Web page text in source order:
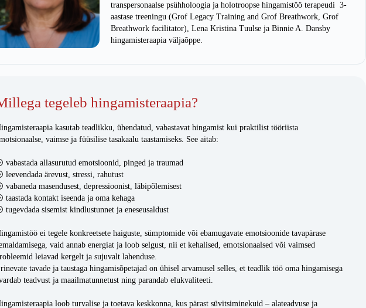
transpersonaalse psühholoogia ja holotroopse hingamistöö terapeudi 3-
aastase treeningu (Grof Legacy Training and Grof Breathwork, Grof
Breathwork facilitator), Lena Kristina Tuulse ja Binnie A. Dansby
hingamisteraapia väljaõppe.
tegeleb hingamisteraapia?
kasutab teadlikku, ühendatud, vabastavat hingamist kui praktilist tööriista
vaimse ja füüsilise tasakaalu taastamiseks. See aitab:
vabastada allasurutud emotsioonid, pinged ja traumad
leevendada ärevust, stressi, rahutust
vabaneda masendusest, depressioonist, läbipõlemisest
taastada kontakt iseenda ja oma kehaga
tugevdada sisemist kindlustunnet ja eneseusaldust
ei tegele konkreetsete haiguste, sümptomide või ebamugavate emotsioonide tavapärase
vaid annab energiat ja loob selgust, nii et kehalised, emotsionaalsed või vaimsed
leiavad kergelt ja sujuvalt lahenduse.
tavade ja taustaga hingamisõpetajad on ühisel arvamusel selles, et teadlik töö oma hingamisega
teadvust ja maailmatunnetust ning parandab elukvaliteeti.
loob turvalise ja toetava keskkonna, kus pärast süvitsiminekuid – alateadvuse ja